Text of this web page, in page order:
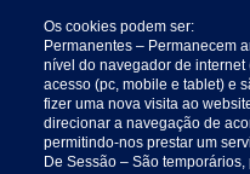
Os cookies podem ser:
Permanentes – Permanecem
nível do navegador de
acesso (pc, mobile e tablet) e
fizer uma nova visita ao
direcionar a navegação de
permitindo-nos prestar um
De Sessão – São